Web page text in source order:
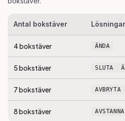
Antal bokstäver Lösningar
4bokstäver ÄNDA
5bokstäver SLUTA
7bokstäver AVBRYTA
8bokstäver AVSTANNA